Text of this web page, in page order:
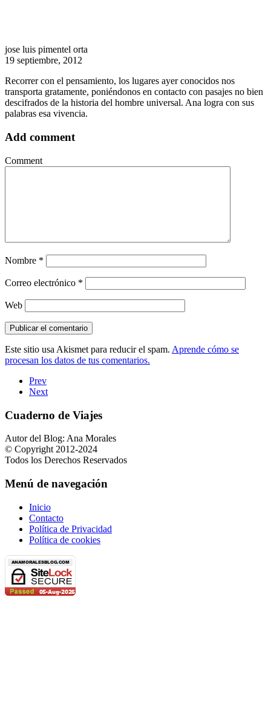
jose luis pimentel orta
19 septiembre, 2012
Recorrer con el pensamiento, los lugares ayer conocidos nos
transporta gratamente, poniéndonos en contacto con pasajes no bien
descifrados de la historia del hombre universal. Ana logra con sus
palabras esa vivencia.
Add comment
Comment
Nombre *
Correo electrónico *
Web
Este sitio usa Akismet para reducir el spam. Aprende cómo se
procesan los datos de tus comentarios.
Prev
Next
Cuaderno de Viajes
Autor del Blog: Ana Morales
© Copyright 2012-2024
Todos los Derechos Reservados
Menú de navegación
Inicio
Contacto
Política de Privacidad
Política de cookies